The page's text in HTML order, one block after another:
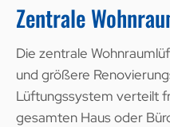
Zentrale
Die zentrale
und größere
Lüftungssystem verteilt
gesamten Haus oder